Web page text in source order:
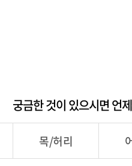
궁금한 것이 있으시면 언
목/허리